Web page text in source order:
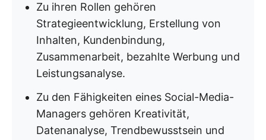
Zu ihren Rollen gehören
Strategieentwicklung, Erstellung von
Inhalten, Kundenbindung,
Zusammenarbeit, bezahlte Werbung und
Leistungsanalyse.
Zu den Fähigkeiten eines Social-Media-
Managers gehören Kreativität,
Datenanalyse, Trendbewusstsein und